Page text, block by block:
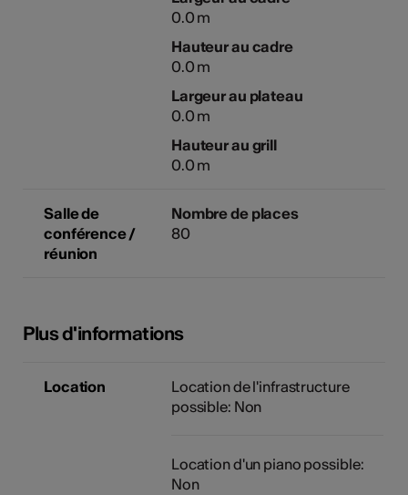
0.0 m
Hauteur au cadre
0.0 m
Largeur au plateau
0.0 m
Hauteur au grill
0.0 m
Salle de
conférence /
réunion
Nombre de places
80
Plus d'informations
Location
Location de l'infrastructure
possible: Non
Location d'un piano possible:
Non